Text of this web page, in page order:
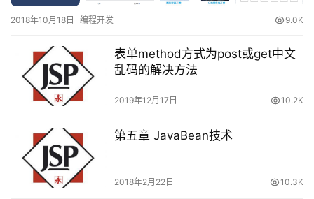
2018年10月18日 编程开发 9.0K
表单method方式为post或get中文
乱码的解决方法
2019年12月17日 10.2K
第五章 JavaBean技术
2018年2月22日 10.3K